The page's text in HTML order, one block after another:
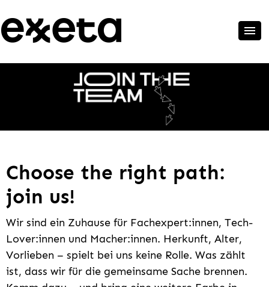
Choose the right path:
join us!
Wir sind ein Zuhause für Fachexpert:innen, Tech-
Lover:innen und Macher:innen. Herkunft, Alter,
Vorlieben – spielt bei uns keine Rolle. Was zählt
ist, dass wir für die gemeinsame Sache brennen.